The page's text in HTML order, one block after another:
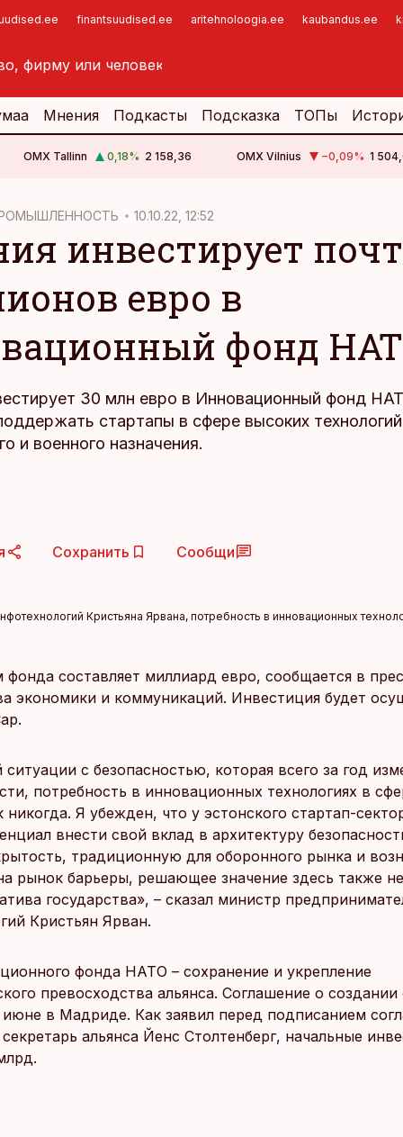
finantsuudised.ee aritehnoloogia.ee kaubandus.ee
Мнения Подкасты Подсказка ТОПы
OMX Tallinn 0,18% 2 158,36 OMX Vilnius −0,09% 1
10.10.22, 12:52
инвестирует
евро в
фонд
30 млн евро в Инновационный фонд
стартапы в сфере высоких технологий
и военного назначения.
Сохранить Сообщи
Кристьяна Ярвана, потребность в инновационных
составляет миллиард евро, сообщается в
экономики и коммуникаций. Инвестиция будет
с безопасностью, которая всего за год
потребность в инновационных технологиях в
никогда. Я убежден, что у эстонского стартап-
внести свой вклад в архитектуру
традиционную для оборонного рынка и
рынок барьеры, решающее значение здесь также
государства», – сказал министр
Кристьян Ярван.
фонда НАТО – сохранение и укрепление
превосходства альянса. Соглашение о
в Мадриде. Как заявил перед подписанием
альянса Йенс Столтенберг, начальные